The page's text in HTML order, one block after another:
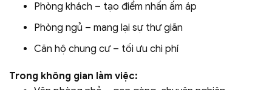
Phòng khách – tạo điểm nhấn ấm áp
Phòng ngủ – mang lại sự thư giãn
Căn hộ chung cư – tối ưu chi phí
Trong không gian làm việc: